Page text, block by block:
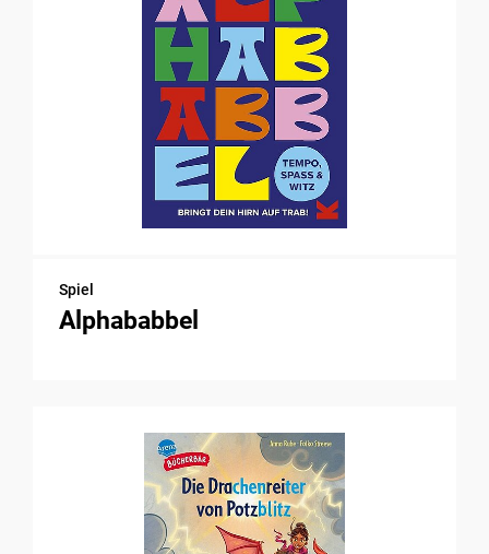
Spiel
Alphababbel